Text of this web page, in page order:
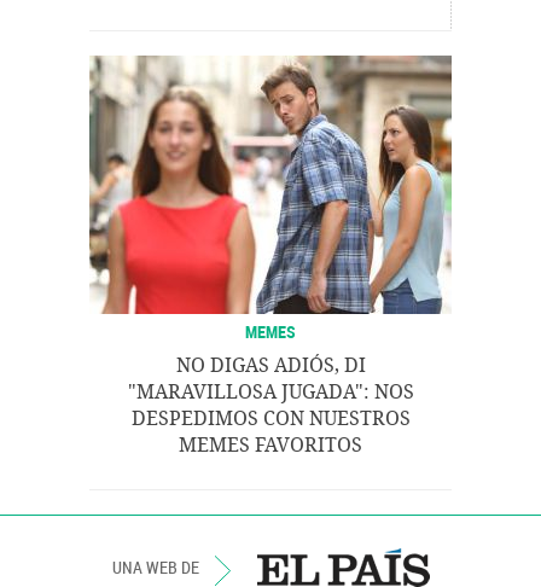
MEMES
NO DIGAS ADIÓS, DI
"MARAVILLOSA JUGADA": NOS
DESPEDIMOS CON NUESTROS
MEMES FAVORITOS
UNA WEB DE